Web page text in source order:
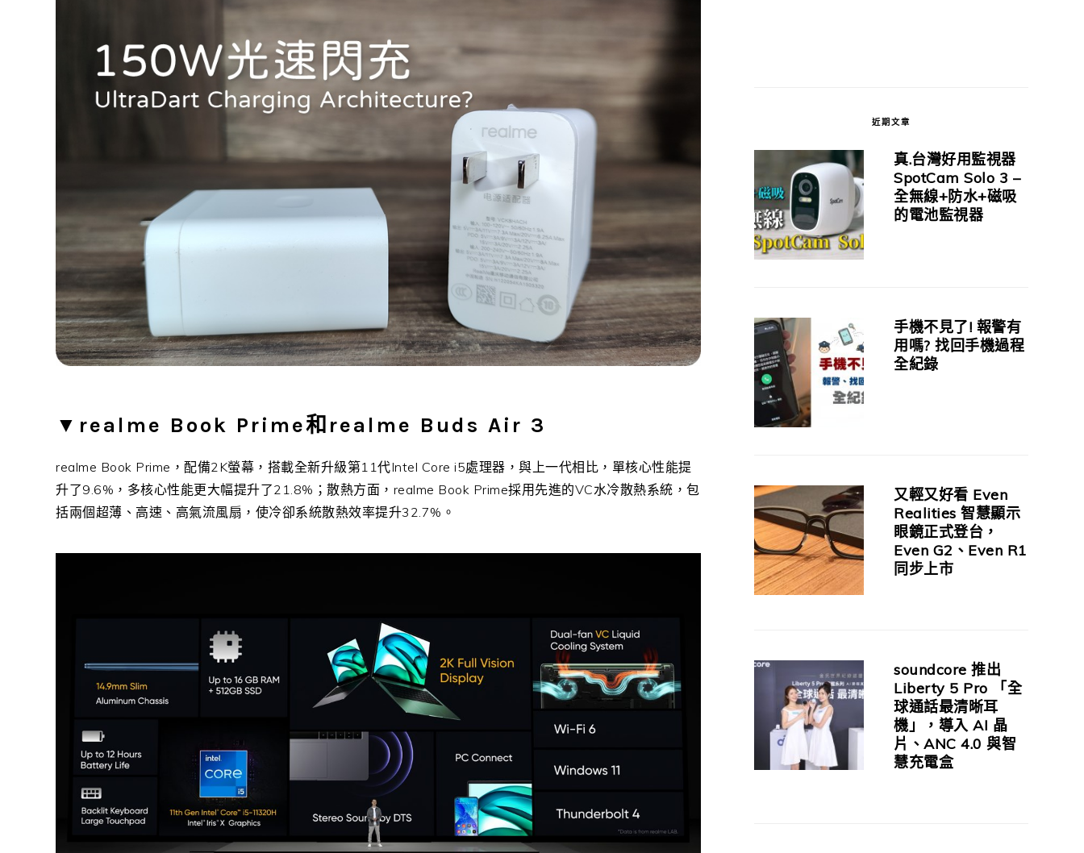
▼ realme Book Prime和realme Buds Air 3
realme Book Prime，配備2K螢幕，搭載全新升級第11代Intel Core i5處理器，與上一代相比，單核心性能提
升了9.6%，多核心性能更大幅提升了21.8%；散熱方面，realme Book Prime採用先進的VC水冷散熱系統，包
括兩個超薄、高速、高氣流風扇，使冷卻系統散熱效率提升32.7%。
近期文章
真.台灣好用監視器
SpotCam Solo 3 –
全無線+防水+磁吸
的電池監視器
手機不見了! 報警有
用嗎? 找回手機過程
全紀錄
又輕又好看 Even
Realities 智慧顯示
眼鏡正式登台，
Even G2、Even R1
同步上市
soundcore 推出
Liberty 5 Pro 「全
球通話最清晰耳
機」，導入 AI 晶
片、ANC 4.0 與智
慧充電盒